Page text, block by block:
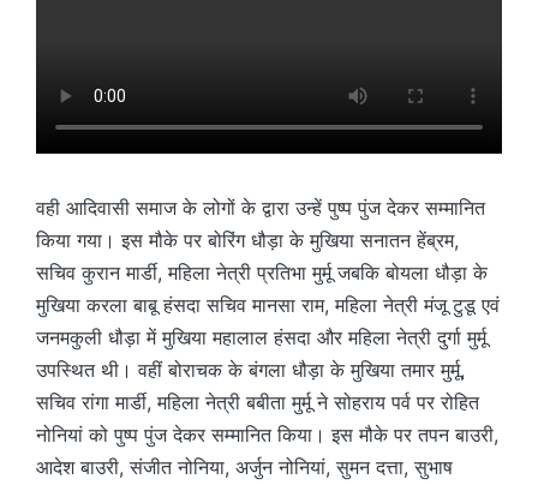
वही आदिवासी समाज के लोगों के द्वारा उन्हें पुष्प पुंज देकर सम्मानित
किया गया। इस मौके पर बोरिंग धौड़ा के मुखिया सनातन हेंब्रम,
सचिव कुरान मार्डी, महिला नेत्री प्रतिभा मुर्मू जबकि बोयला धौड़ा के
मुखिया करला बाबू हंसदा सचिव मानसा राम, महिला नेत्री मंजू टुडू एवं
जनमकुली धौड़ा में मुखिया महालाल हंसदा और महिला नेत्री दुर्गा मुर्मू
उपस्थित थी। वहीं बोराचक के बंगला धौड़ा के मुखिया तमार मुर्मू,
सचिव रांगा मार्डी, महिला नेत्री बबीता मुर्मू ने सोहराय पर्व पर रोहित
नोनियां को पुष्प पुंज देकर सम्मानित किया। इस मौके पर तपन बाउरी,
आदेश बाउरी, संजीत नोनिया, अर्जुन नोनियां, सुमन दत्ता, सुभाष